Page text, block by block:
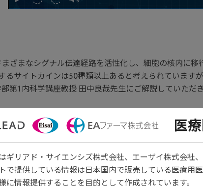
ざまなシグナル伝達経路を活性化し、細胞の核内に
るサイトカインは50種類以上あると考えられていま
第1内科学講座教授 田中良哉先生にご解説していただき
学部第1内科学講座 教授
医
ギリアド・サイエンシズ株式会社、エーザイ株式会社
で提供している情報は日本国内で販売している医療用
に情報提供することを目的として作成されています。